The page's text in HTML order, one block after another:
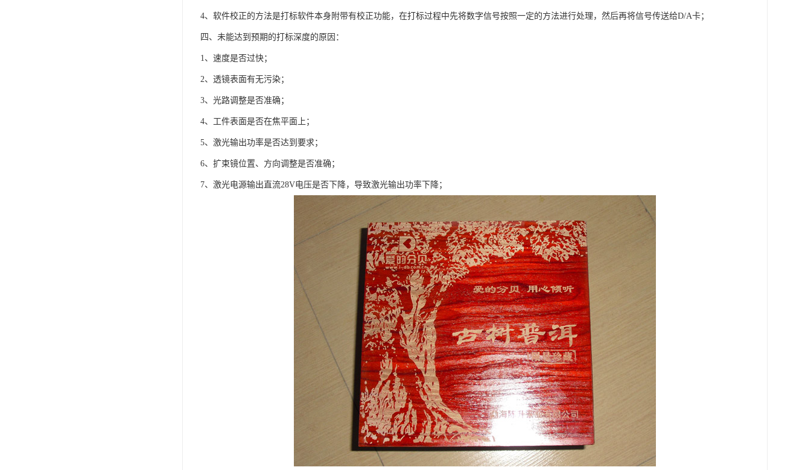
4、软件校正的方法是打标软件本身附带有校正功能，在打标过程中先将数字信号按照一定的方法进行处理，然后再将信号传送给D/A卡；
四、未能达到预期的打标深度的原因：
1、速度是否过快；
2、透镜表面有无污染；
3、光路调整是否准确；
4、工件表面是否在焦平面上；
5、激光输出功率是否达到要求；
6、扩束镜位置、方向调整是否准确；
7、激光电源输出直流28V电压是否下降，导致激光输出功率下降；